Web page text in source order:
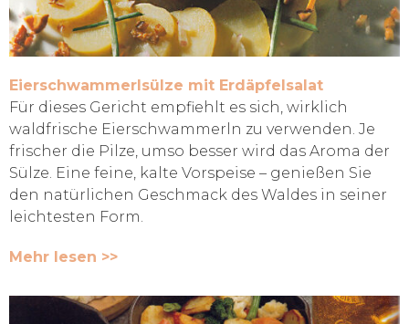
Eierschwammerlsülze mit Erdäpfelsalat
Für dieses Gericht empfiehlt es sich, wirklich
waldfrische Eierschwammerln zu verwenden. Je
frischer die Pilze, umso besser wird das Aroma der
Sülze. Eine feine, kalte Vorspeise – genießen Sie
den natürlichen Geschmack des Waldes in seiner
leichtesten Form.
Mehr lesen >>